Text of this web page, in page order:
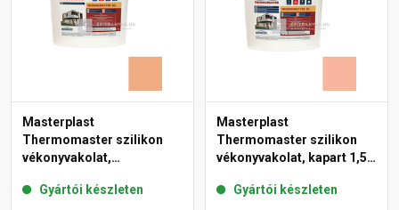
Masterplast
Thermomaster szilikon
vékonyvakolat,
11-C 25 kg
Gyártói készleten
Masterplast
Thermomaster szilikon
vékonyvakolat, kapart 1,5
Gyártói készleten